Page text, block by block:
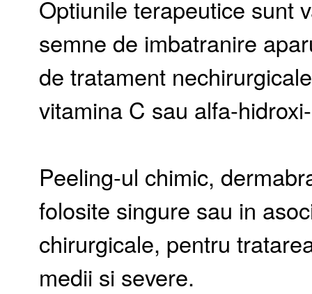
Optiunile terapeutice sunt
semne de imbatranire
de tratament
vitamina C sau alfa-
Peeling-ul chimic,
folosite singure sau in
chirurgicale, pentru
medii si severe.